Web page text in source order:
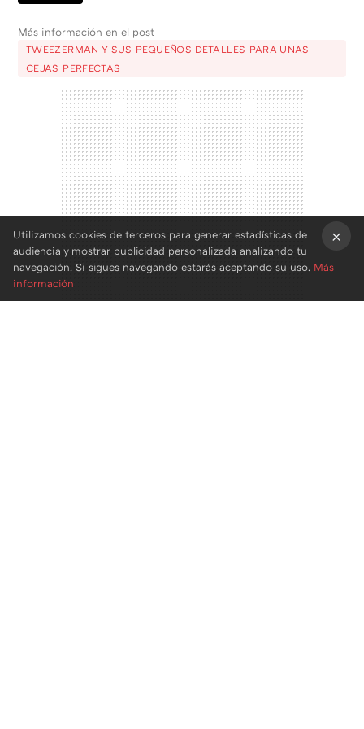
Más información en el post
TWEEZERMAN Y SUS PEQUEÑOS DETALLES PARA UNAS
CEJAS PERFECTAS
Utilizamos cookies de terceros para generar estadísticas de
audiencia y mostrar publicidad personalizada analizando tu
navegación. Si sigues navegando estarás aceptando su uso. Más
información